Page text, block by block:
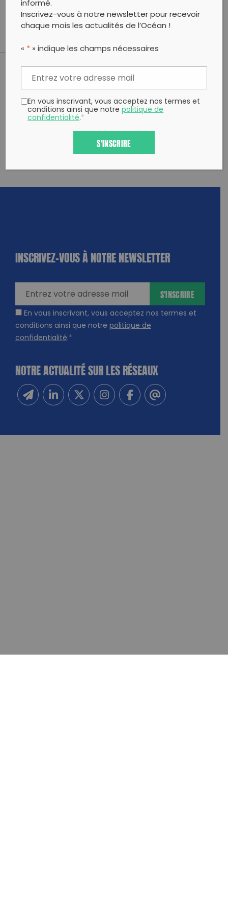
Merci à La Fondation pour la Mer pour son soutien
PARTAGER CET ARTICLE:
Twitterun ami
Copy to clipboard
INSCRIVEZ-VOUS À NOTRE NEWSLETTER
En vous inscrivant, vous acceptez nos termes et
conditions ainsi que notre politique de
confidentialité.*
S'INSCRIRE
NOTRE ACTUALITÉ SUR LES RÉSEAUX
informé.
Inscrivez-vous à notre newsletter pour recevoir
chaque mois les actualités de l’Océan !
« * » indique les champs nécessaires
En vous inscrivant, vous acceptez nos termes et
conditions ainsi que notrepolitique de
confidentialité.*
S'INSCRIRE